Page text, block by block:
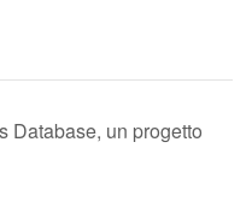
Database, un progetto